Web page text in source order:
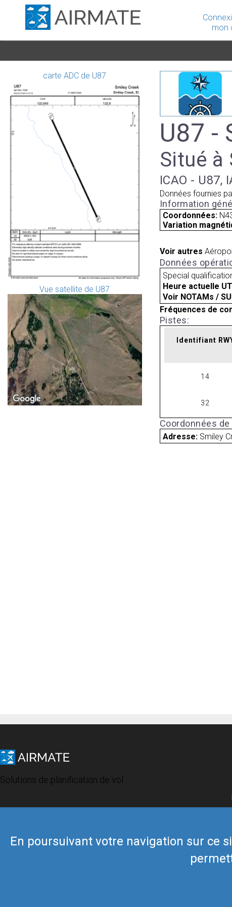
mon
En poursuivant votre navigation sur ce
carte ADC de U87
Vue satellite de U87
U87 -
Situé à
ICAO - U87,
Données fournies
Information
Coordonnées:
Variation
Voir autres
Données
Special
Heure actuelle
Voir NOTAMs /
Fréquences de
Pistes:
Identifiant
14
32
Coordonnées
Adresse: Smiley
Solutions de planification de vol